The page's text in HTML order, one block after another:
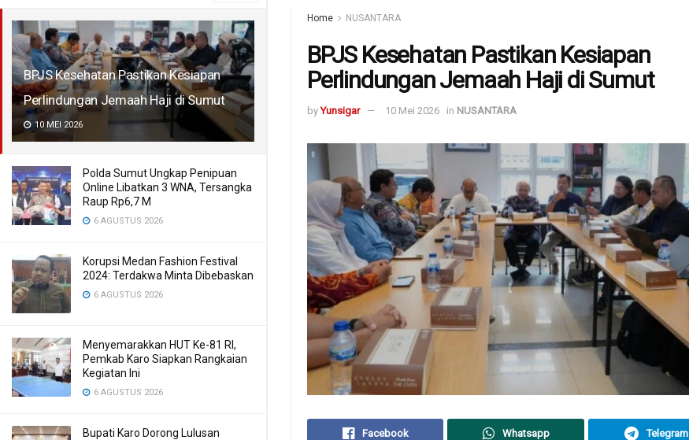
BPJS Kesehatan Pastikan Kesiapan
Perlindungan Jemaah Haji di Sumut
10 MEI 2026
Polda Sumut Ungkap Penipuan
Online Libatkan 3 WNA, Tersangka
Raup Rp6,7 M
6 AGUSTUS 2026
Korupsi Medan Fashion Festival
2024: Terdakwa Minta Dibebaskan
6 AGUSTUS 2026
Menyemarakkan HUT Ke-81 RI,
Pemkab Karo Siapkan Rangkaian
Kegiatan Ini
6 AGUSTUS 2026
Bupati Karo Dorong Lulusan
Home NUSANTARA
BPJS Kesehatan Pastikan Kesiapan
Perlindungan Jemaah Haji di Sumut
by Yunsigar 10 Mei 2026 in NUSANTARA
Facebook Whatsapp Telegram